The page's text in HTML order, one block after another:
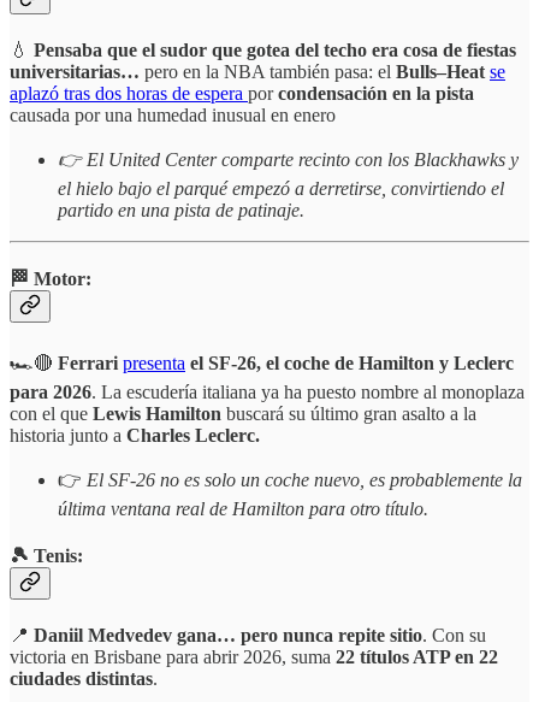
💧 Pensaba que el sudor que gotea del techo era cosa de fiestas
universitarias… pero en la NBA también pasa: el Bulls–Heat se
aplazó tras dos horas de espera porcondensación en la pista
causada por una humedad inusual en enero
👉 El United Center comparte recinto con los Blackhawks y
el hielo bajo el parqué empezó a derretirse, convirtiendo el
partido en una pista de patinaje.
🏁 Motor:
🏎️🔴 Ferrari presenta el SF-26, el coche de Hamilton y Leclerc
para 2026. La escudería italiana ya ha puesto nombre al monoplaza
con el que Lewis Hamilton buscará su último gran asalto a la
historia junto a Charles Leclerc.
👉 El SF-26 no es solo un coche nuevo, es probablemente la
última ventana real de Hamilton para otro título.
🎾 Tenis:
📍 Daniil Medvedev gana… pero nunca repite sitio. Con su
victoria en Brisbane para abrir 2026, suma 22 títulos ATP en 22
ciudades distintas.